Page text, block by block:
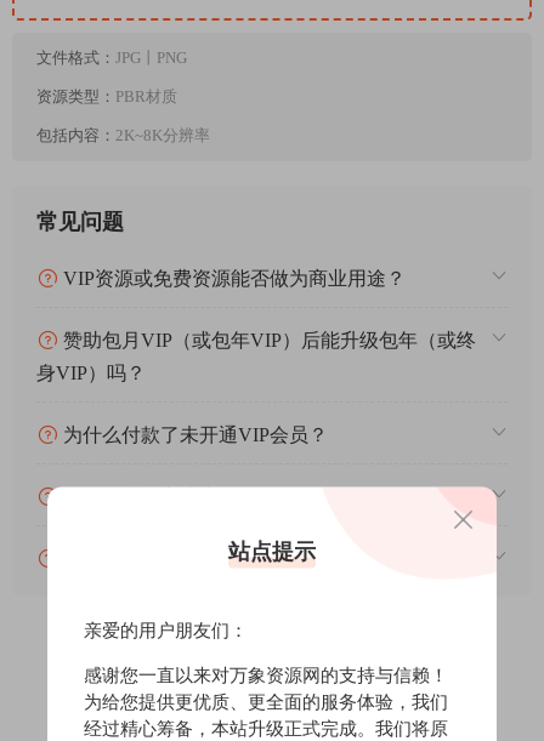
文件格式： JPG丨PNG
资源类型： PBR材质
包括内容： 2K~8K分辨率
常见问题
VIP资源或免费资源能否做为商业用途？
赞助包月VIP（或包年VIP）后能升级包年（或终
身VIP）吗？
为什么付款了未开通VIP会员？
VIP会员剩余时间查询？
0 0
站点提示
亲爱的用户朋友们：
感谢您一直以来对万象资源网的支持与信赖！
为给您提供更优质、更全面的服务体验，我们
经过精心筹备，本站升级正式完成。我们将原